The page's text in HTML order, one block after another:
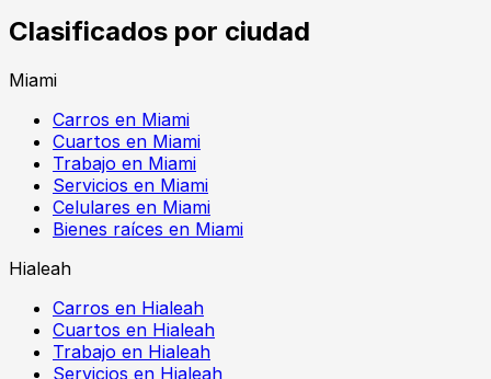
Clasificados por ciudad
Miami
Carros en Miami
Cuartos en Miami
Trabajo en Miami
Servicios en Miami
Celulares en Miami
Bienes raíces en Miami
Hialeah
Carros en Hialeah
Cuartos en Hialeah
Trabajo en Hialeah
Servicios en Hialeah